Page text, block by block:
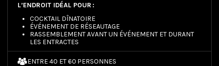
L’ENDROIT IDÉAL POUR :
COCKTAIL DÎNATOIRE
ÉVÉNEMENT DE RÉSEAUTAGE
RASSEMBLEMENT AVANT UN ÉVÉNEMENT ET DURANT
LES ENTRACTES
ENTRE 40 ET 60 PERSONNES